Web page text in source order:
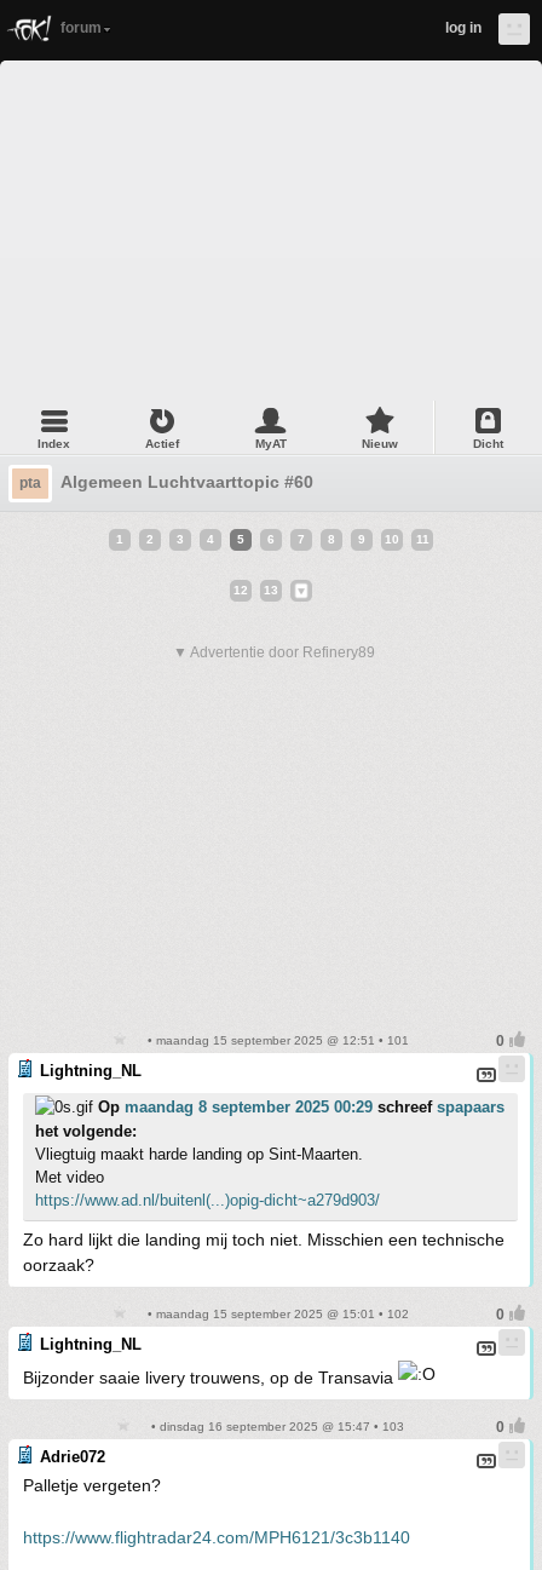
forum log in
Index Actief MyAT Nieuw Dicht
pta Algemeen Luchtvaarttopic #60
1 2 3 4 5 6 7 8 9 10 11
12 13
▼ Advertentie door Refinery89
• maandag 15 september 2025 @ 12:51 • 101
Lightning_NL
Op maandag 8 september 2025 00:29 schreef spapaars
het volgende:
Vliegtuig maakt harde landing op Sint-Maarten.
Met video
https://www.ad.nl/buitenl(...)opig-dicht~a279d903/
Zo hard lijkt die landing mij toch niet. Misschien een technische
oorzaak?
• maandag 15 september 2025 @ 15:01 • 102
Lightning_NL
Bijzonder saaie livery trouwens, op de Transavia
• dinsdag 16 september 2025 @ 15:47 • 103
Adrie072
Palletje vergeten?
https://www.flightradar24.com/MPH6121/3c3b1140